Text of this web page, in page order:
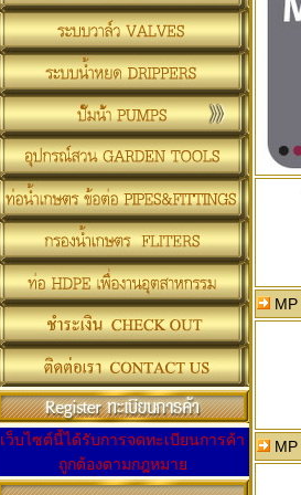
เว็บไซต์นี้ได้รับการจดทะเบียนการค้า
ถูกต้องตามกฎหมาย